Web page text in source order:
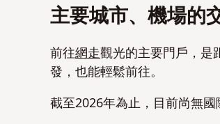
主要城市、機場的
前往網走觀光的主要門戶，是
發，也能輕鬆前往。
截至2026年為止，目前尚無國